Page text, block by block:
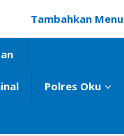
Tambahkan Menu
Polres Oku